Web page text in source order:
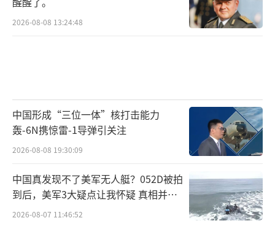
2026-08-08 13:24:48
中国形成“三位一体”核打击能力
轰-6N携惊雷-1导弹引关注
2026-08-08 19:30:09
中国真发现不了美军无人艇？052D被拍
到后，美军3大疑点让我怀疑 真相并非
如此
2026-08-07 11:46:52